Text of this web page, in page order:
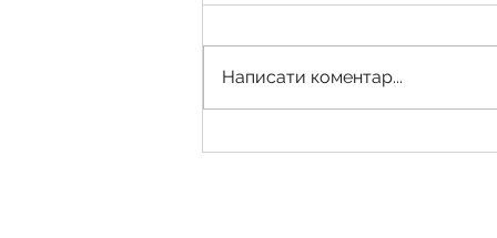
Написати коментар...